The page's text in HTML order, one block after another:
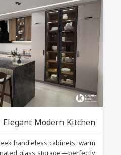
Elegant Modern Kitchen
handleless cabinets, warm